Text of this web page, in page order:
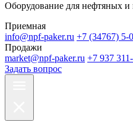
Оборудование для нефтяных и
Приемная
info@npf-paker.ru +7 (34767) 5-
Продажи
market@npf-paker.ru +7 937
Задать вопрос